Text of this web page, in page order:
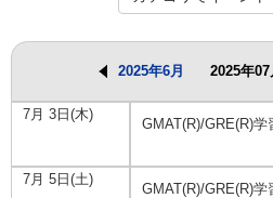
2025年6月 2025年
7月 3日(木)
GMAT(R)/GRE(R)学
7月 5日(土)
GMAT(R)/GRE(R)学